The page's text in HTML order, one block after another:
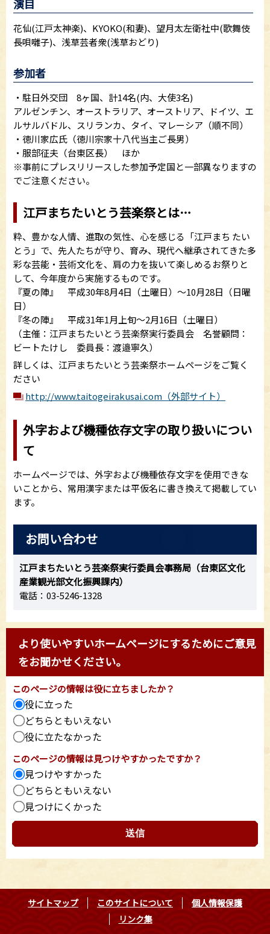
演目
花仙(江戸太神楽)、KYOKO(和妻)、望月太左衛社中(歌舞伎
長唄囃子)、浅草芸者衆(浅草おどり)
参加者
・駐日外交団 8ヶ国、計14名(内、大使3名)
アルゼンチン、オーストラリア、オーストリア、ドイツ、エ
ルサルバドル、スリランカ、タイ、マレーシア（順不同）
・徳川家広氏（徳川宗家十八代当主ご長男）
・服部征夫（台東区長） ほか
※事前にプレスリリースした参加予定国と一部異なりますの
でご注意ください。
江戸まちたいとう芸楽祭とは…
粋、豊かな人情、進取の気性、心を感じる「江戸まち たい
とう」で、先人たちが守り、育み、現代へ継承されてきた多
彩な芸能・芸術文化を、肩の力を抜いて楽しめるお祭りと
して、今年度から実施するものです。
『夏の陣』 平成30年8月4日（土曜日）～10月28日（日曜
日）
『冬の陣』 平成31年1月上旬～2月16日（土曜日）
（主催：江戸まちたいとう芸楽祭実行委員会 名誉顧問：
ビートたけし 委員長：渡邉寧久）
詳しくは、江戸まちたいとう芸楽祭ホームページをご覧く
ださい
http://www.taitogeirakusai.com（外部サイト）
外字および機種依存文字の取り扱いについ
て
ホームページでは、外字および機種依存文字を使用できな
いことから、常用漢字または平仮名に書き換えて掲載してい
ます。
お問い合わせ
江戸まちたいとう芸楽祭実行委員会事務局（台東区文化
産業観光部文化振興課内）
電話：03-5246-1328
より使いやすいホームページにするためにご意見
をお聞かせください。
このページの情報は役に立ちましたか？
役に立った
どちらともいえない
役に立たなかった
このページの情報は見つけやすかったですか？
見つけやすかった
どちらともいえない
見つけにくかった
サイトマップ このサイトについて
個人情報保護
リンク集